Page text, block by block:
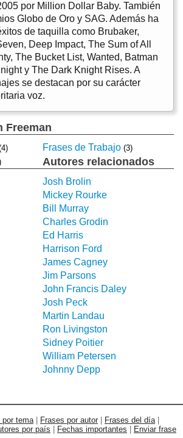
por Million Dollar Baby. También
Globo de Oro y SAG. Además ha
de taquilla como Brubaker,
Deep Impact, The Sum of All
The Bucket List, Wanted, Batman
y The Dark Knight Rises. A
se destacan por su carácter
voz.
Freeman
Frases de Trabajo (3)
Autores relacionados
Josh Brolin
Mickey Rourke
Bill Murray
Charles Grodin
Ed Harris
Harrison Ford
James Cagney
Jim Parsons
John Francis Daley
Josh Peck
Martin Landau
Ron Livingston
Sidney Poitier
William Petersen
Johnny Depp
por tema| Frases por autor Frases del día|
por país Fechas importantes Enviar frase